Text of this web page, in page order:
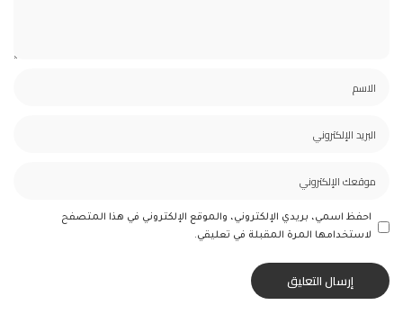
احفظ اسمي، بريدي الإلكتروني، والموقع الإلكتروني في هذا المتصفح
لاستخدامها المرة المقبلة في تعليقي.